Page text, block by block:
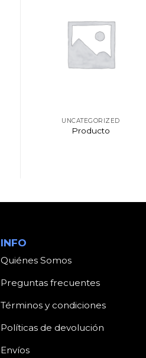
UNCATEGORIZED
Producto
INFO
Quiénes Somos
Preguntas frecuentes
Términos y condiciones
Políticas de devolución
Envíos